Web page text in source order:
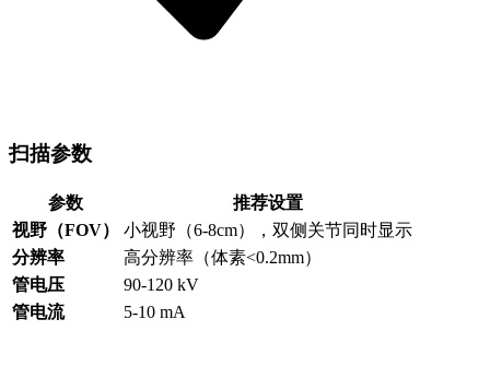
扫描参数
参数
推荐设置
视野（FOV）
小视野（6-8cm），双侧关节同时显示
分辨率
高分辨率（体素<0.2mm）
管电压
90-120 kV
管电流
5-10 mA